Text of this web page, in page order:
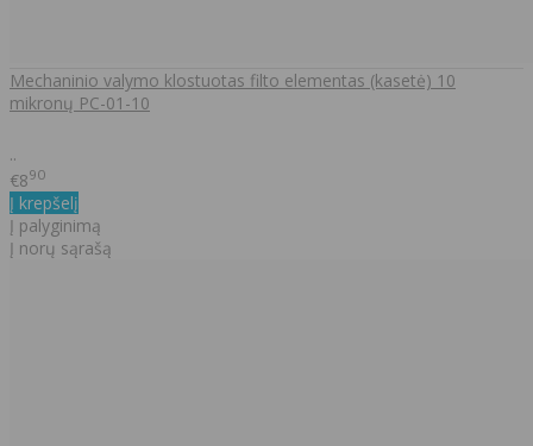
Mechaninio valymo klostuotas filto elementas (kasetė) 10
mikronų PC-01-10
..
€890
Į krepšelį
Į palyginimą
Į norų sąrašą